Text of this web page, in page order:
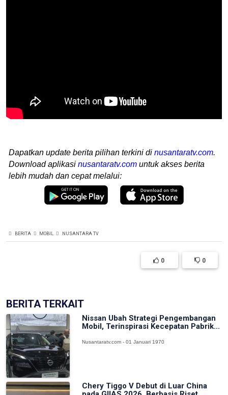
Dapatkan update berita pilihan terkini di nusantaratv.com.
Download aplikasi nusantaratv.com untuk akses berita
lebih mudah dan cepat melalui:
BERITA MOBIL NUSANTARA TV
0 0
BERITA TERKAIT
Nissan Ubah Strategi Pengembangan
Mobil, Terinspirasi Kecepatan Pabrik...
Nusantaratv.com - 01 Januari 1970
Chery Tiggo V Debut di Luar China